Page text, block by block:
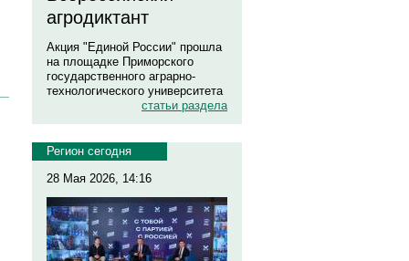
агродиктант
Акция "Единой России" прошла
на площадке Приморского
государственного аграрно-
технологического университета
статьи раздела
Регион сегодня
28 Мая 2026, 14:16